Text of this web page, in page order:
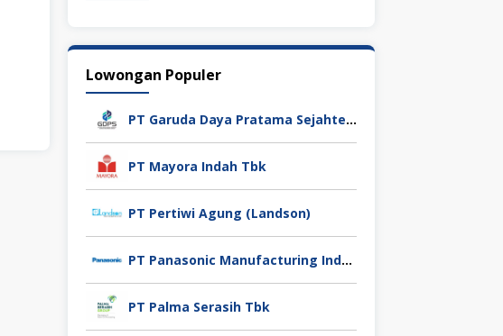
Lowongan Populer
PT Garuda Daya Pratama Sejahtera
PT Mayora Indah Tbk
PT Pertiwi Agung (Landson)
PT Panasonic Manufacturing Indonesia
PT Palma Serasih Tbk